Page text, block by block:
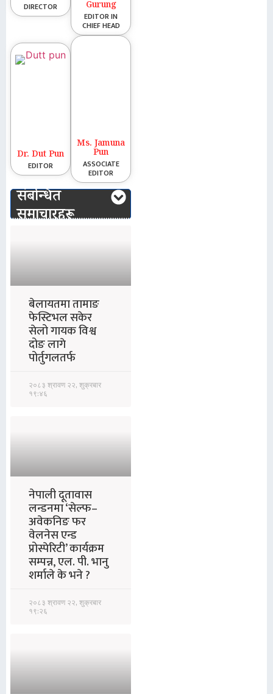
DIRECTOR Gurung
EDITOR IN
CHIEF HEAD
Dr. Dut Pun
EDITOR
Ms. Jamuna
Pun
ASSOCIATE
EDITOR
संबन्धित
समाचारहरू
बेलायतमा तामाङ
फेस्टिभल सकेर
सेलो गायक विश्व
दोङ लागे
पोर्तुगलतर्फ
२०८३ श्रावण २२, शुक्रबार
१९:४६
नेपाली दूतावास
लन्डनमा ‘सेल्फ–
अवेकनिङ फर
वेलनेस एन्ड
प्रोस्पेरिटी’ कार्यक्रम
सम्पन्न, एल. पी. भानु
शर्माले के भने ?
२०८३ श्रावण २२, शुक्रबार
१९:२६